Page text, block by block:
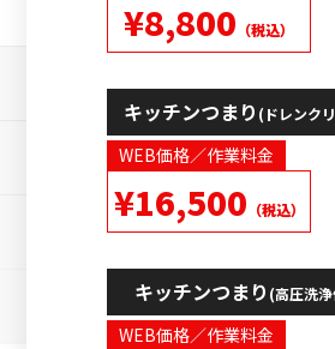
¥8,800 （税込）
キッチンつまり (ドレンク
WEB価格／作業料金
¥16,500 （税込）
キッチンつまり (高圧洗
WEB価格／作業料金